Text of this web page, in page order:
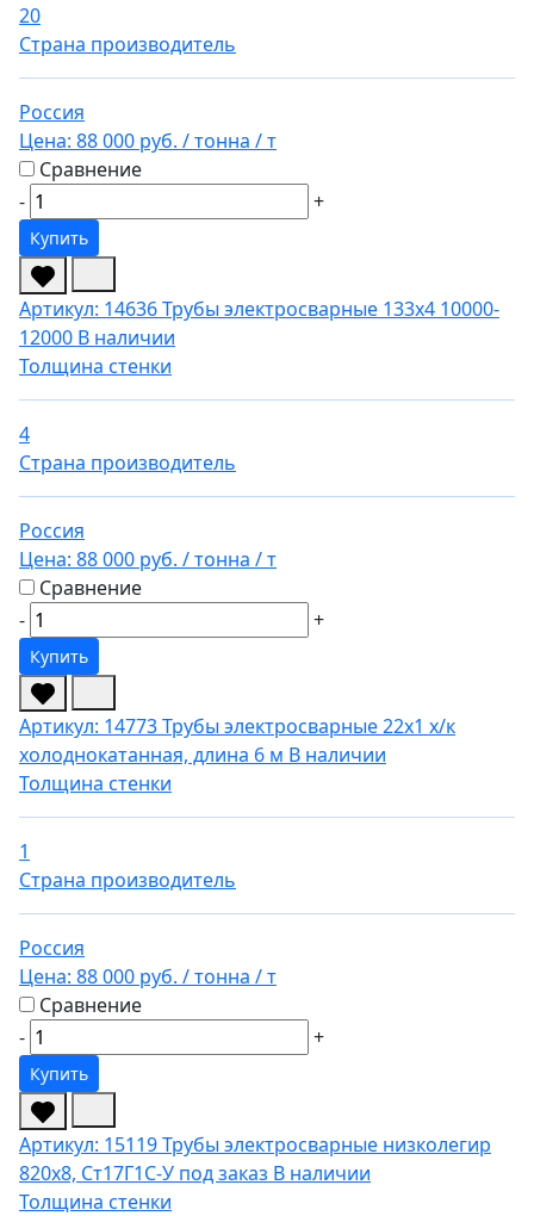
20
Страна производитель
Россия
Цена: 88 000 руб. / тонна / т
Сравнение
-
+
Купить
Артикул: 14636Трубы электросварные 133х4 10000-
12000 В наличии
Толщина стенки
4
Страна производитель
Россия
Цена: 88 000 руб. / тонна / т
Сравнение
-
+
Купить
Артикул: 14773Трубы электросварные 22х1 х/к
холоднокатанная, длина 6 м В наличии
Толщина стенки
1
Страна производитель
Россия
Цена: 88 000 руб. / тонна / т
Сравнение
-
+
Купить
Артикул: 15119Трубы электросварные низколегир
820х8, Ст17Г1С-У под заказ В наличии
Толщина стенки